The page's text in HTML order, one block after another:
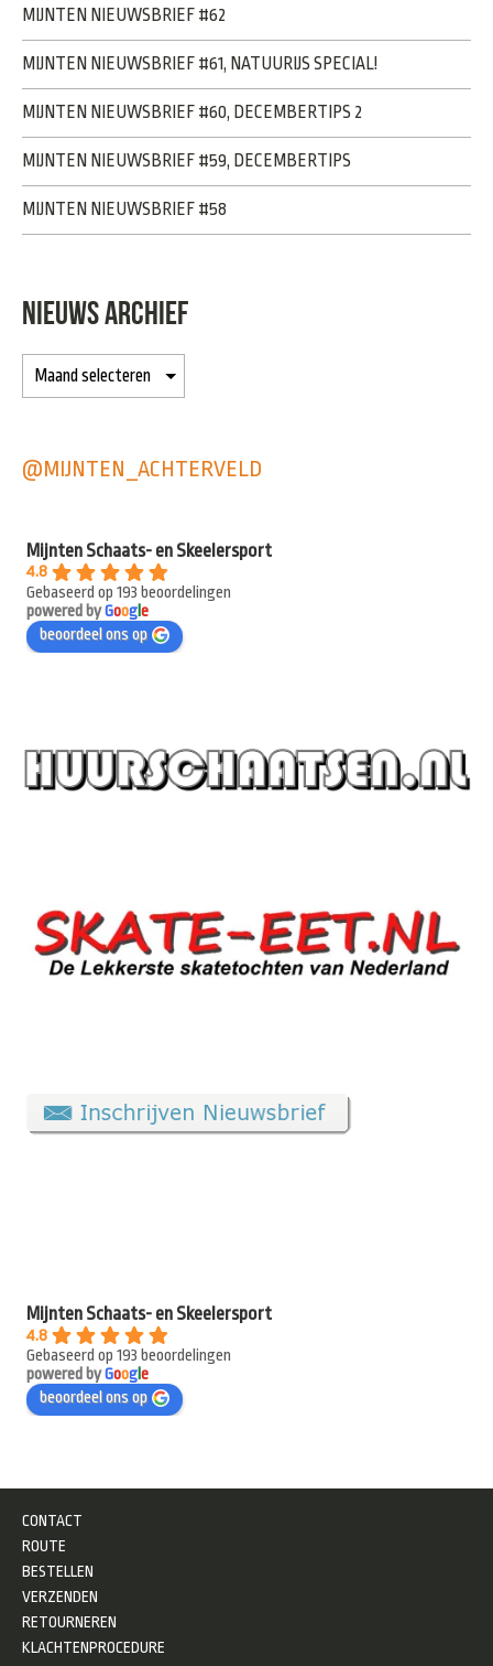
MIJNTEN NIEUWSBRIEF #62
MIJNTEN NIEUWSBRIEF #61, NATUURIJS SPECIAL!
MIJNTEN NIEUWSBRIEF #60, DECEMBERTIPS 2
MIJNTEN NIEUWSBRIEF #59, DECEMBERTIPS
MIJNTEN NIEUWSBRIEF #58
NIEUWS ARCHIEF
@MIJNTEN_ACHTERVELD
Mijnten Schaats- en Skeelersport
4.8
Gebaseerd op 193 beoordelingen
powered byGooge
beoordeel ons op
Mijnten Schaats- en Skeelersport
4.8
Gebaseerd op 193 beoordelingen
powered byGooge
beoordeel ons op
CONTACT
ROUTE
BESTELLEN
VERZENDEN
RETOURNEREN
KLACHTENPROCEDURE